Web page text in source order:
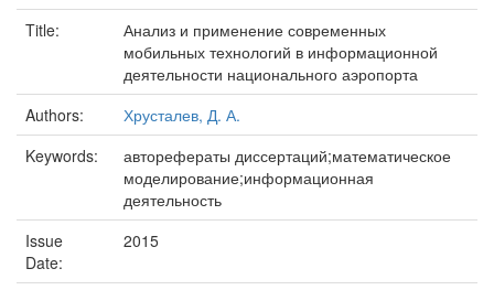
Title:
Анализ и применение современных
мобильных технологий в информационной
деятельности национального аэропорта
Authors:
Хрусталев, Д. А.
Keywords:
авторефераты диссертаций;математическое
моделирование;информационная
деятельность
Issue
Date:
2015